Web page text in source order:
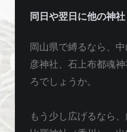
同日や翌日に他の神
岡山県で縛るなら、
彦神社、石上布都魂
ろでしょうか。
もう少し広げるなら